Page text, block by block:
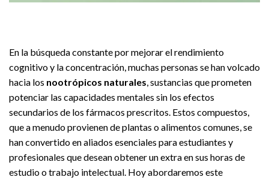
En la búsqueda constante por mejorar el rendimiento
cognitivo y la concentración, muchas personas se han volcado
hacia los nootrópicos naturales, sustancias que prometen
potenciar las capacidades mentales sin los efectos
secundarios de los fármacos prescritos. Estos compuestos,
que a menudo provienen de plantas o alimentos comunes, se
han convertido en aliados esenciales para estudiantes y
profesionales que desean obtener un extra en sus horas de
estudio o trabajo intelectual. Hoy abordaremos este